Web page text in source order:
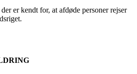
er kendt for, at afdøde personer rejser